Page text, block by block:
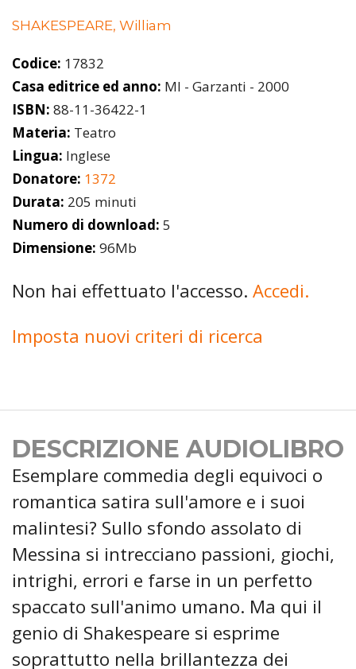
SHAKESPEARE, William
Codice: 17832
Casa editrice ed anno: MI - Garzanti - 2000
ISBN: 88-11-36422-1
Materia: Teatro
Lingua: Inglese
Donatore: 1372
Durata: 205 minuti
Numero di download: 5
Dimensione: 96Mb
Non hai effettuato l'accesso. Accedi.
Imposta nuovi criteri di ricerca
DESCRIZIONE AUDIOLIBRO
Esemplare commedia degli equivoci o
romantica satira sull'amore e i suoi
malintesi? Sullo sfondo assolato di
Messina si intrecciano passioni, giochi,
intrighi, errori e farse in un perfetto
spaccato sull'animo umano. Ma qui il
genio di Shakespeare si esprime
soprattutto nella brillantezza dei